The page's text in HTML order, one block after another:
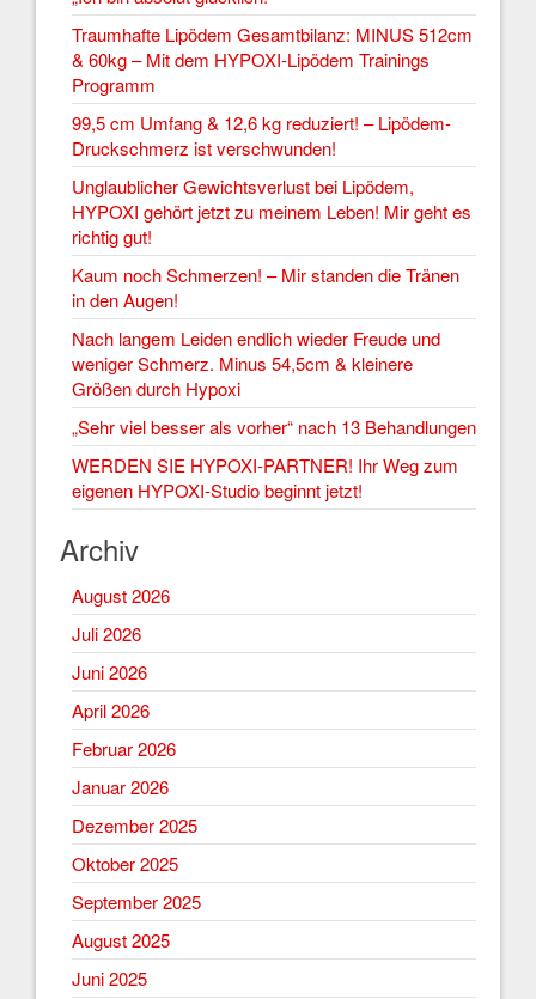
Traumhafte Lipödem Gesamtbilanz: MINUS 512cm
& 60kg – Mit dem HYPOXI-Lipödem Trainings
Programm
99,5 cm Umfang & 12,6 kg reduziert! – Lipödem-
Druckschmerz ist verschwunden!
Unglaublicher Gewichtsverlust bei Lipödem,
HYPOXI gehört jetzt zu meinem Leben! Mir geht es
richtig gut!
Kaum noch Schmerzen! – Mir standen die Tränen
in den Augen!
Nach langem Leiden endlich wieder Freude und
weniger Schmerz. Minus 54,5cm & kleinere
Größen durch Hypoxi
„Sehr viel besser als vorher“ nach 13 Behandlungen
WERDEN SIE HYPOXI-PARTNER! Ihr Weg zum
eigenen HYPOXI-Studio beginnt jetzt!
Archiv
August 2026
Juli 2026
Juni 2026
April 2026
Februar 2026
Januar 2026
Dezember 2025
Oktober 2025
September 2025
August 2025
Juni 2025